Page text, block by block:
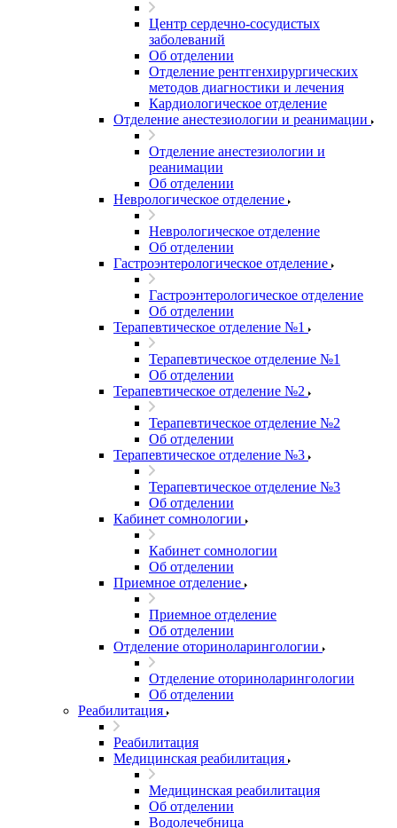
Центр сердечно-сосудистых
заболеваний
Об отделении
Отделение рентгенхирургических
методов диагностики и лечения
Кардиологическое отделение
Отделение анестезиологии и реанимации
Отделение анестезиологии и
реанимации
Об отделении
Неврологическое отделение
Неврологическое отделение
Об отделении
Гастроэнтерологическое отделение
Гастроэнтерологическое отделение
Об отделении
Терапевтическое отделение №1
Терапевтическое отделение №1
Об отделении
Терапевтическое отделение №2
Терапевтическое отделение №2
Об отделении
Терапевтическое отделение №3
Терапевтическое отделение №3
Об отделении
Кабинет сомнологии
Кабинет сомнологии
Об отделении
Приемное отделение
Приемное отделение
Об отделении
Отделение оториноларингологии
Отделение оториноларингологии
Об отделении
Реабилитация
Реабилитация
Медицинская реабилитация
Медицинская реабилитация
Об отделении
Водолечебница